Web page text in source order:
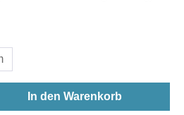
In den Warenkorb